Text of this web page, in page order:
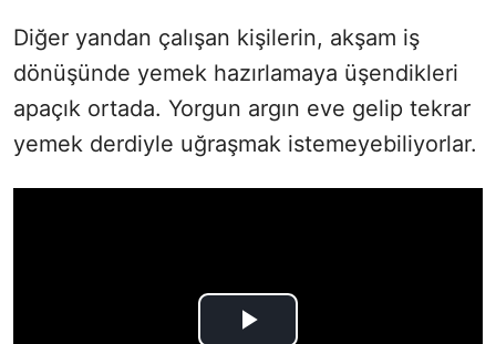
Diğer yandan çalışan kişilerin, akşam iş
dönüşünde yemek hazırlamaya üşendikleri
apaçık ortada. Yorgun argın eve gelip tekrar
yemek derdiyle uğraşmak istemeyebiliyorlar.